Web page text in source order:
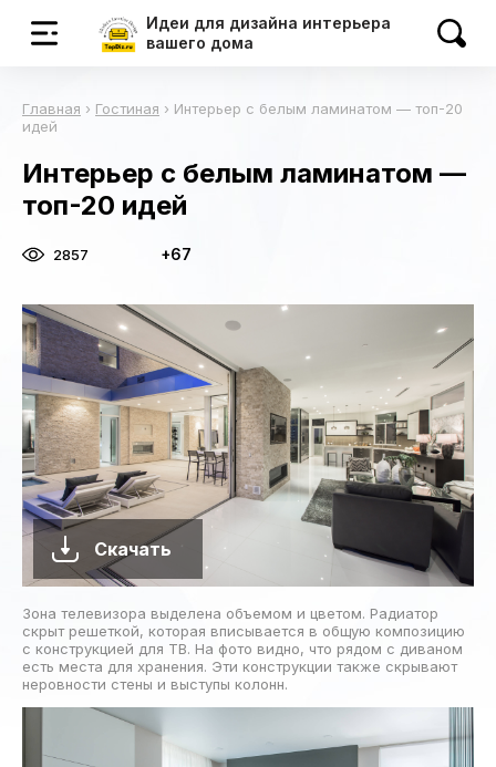
Идеи для дизайна интерьера
вашего дома
Главная › Гостиная › Интерьер с белым ламинатом — топ-20
идей
Интерьер с белым ламинатом —
топ-20 идей
2857 +67
Скачать
Зона телевизора выделена объемом и цветом. Радиатор
скрыт решеткой, которая вписывается в общую композицию
с конструкцией для ТВ. На фото видно, что рядом с диваном
есть места для хранения. Эти конструкции также скрывают
неровности стены и выступы колонн.